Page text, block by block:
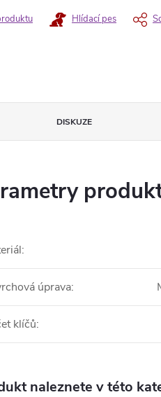
Hlídací pes
DISKUZE
:
úprava:
klíčů:
naleznete v této